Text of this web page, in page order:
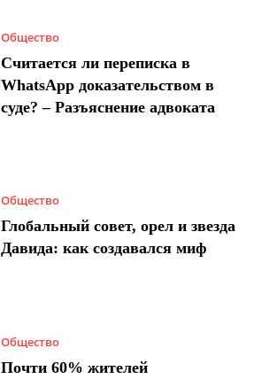
Общество
Считается ли переписка в
WhatsApp доказательством в
суде? – Разъяснение адвоката
Общество
Глобальный совет, орел и звезда
Давида: как создавался миф
Общество
Почти 60% жителей